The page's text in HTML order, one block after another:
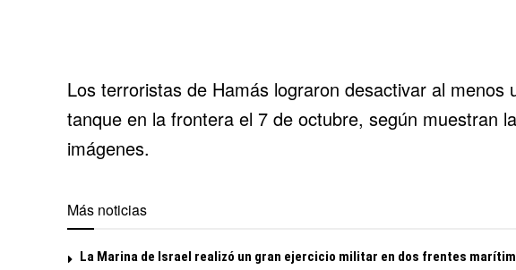
Los terroristas de Hamás lograron desactivar al menos
tanque en la frontera el 7 de octubre, según muestran
imágenes.
Más noticias
La Marina de Israel realizó un gran ejercicio militar en dos frentes